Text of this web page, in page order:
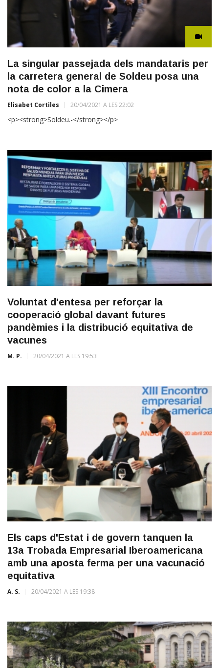
La singular passejada dels mandataris per
la carretera general de Soldeu posa una
nota de color a la Cimera
Elisabet Cortiles 20/04/2021 A LES 22:02
<p><strong>Soldeu.-</strong></p>
Voluntat d'entesa per reforçar la
cooperació global davant futures
pandèmies i la distribució equitativa de
vacunes
M. P. 20/04/2021 A LES 19:53
Els caps d'Estat i de govern tanquen la
13a Trobada Empresarial Iberoamericana
amb una aposta ferma per una vacunació
equitativa
A. S. 20/04/2021 A LES 19:38